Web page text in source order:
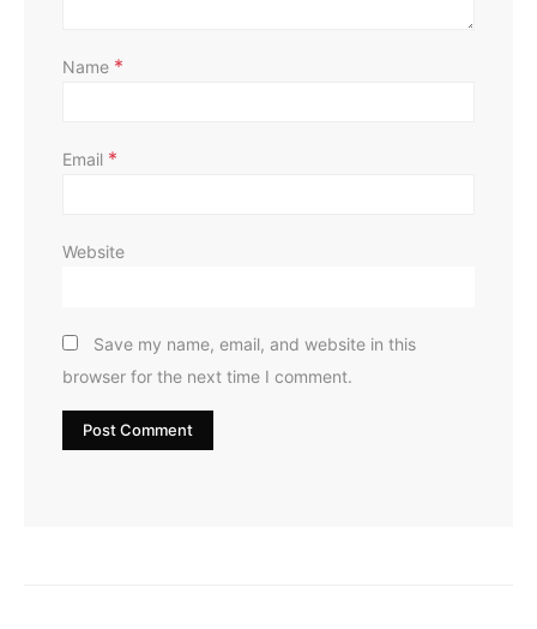
Name *
Email *
Website
Save my name, email, and website in this
browser for the next time I comment.